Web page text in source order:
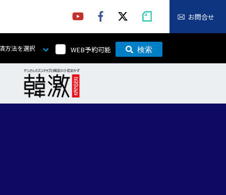
お問合せ
方法を選択 WEB予約可能 検索